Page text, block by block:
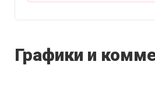
Графики и